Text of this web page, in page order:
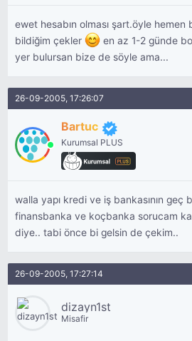
ewet hesabın olması şart.öyle
bildiğim çekler
en az 1-2 günde
yer bulursan bize de söyle ama...
26-09-2005, 17:26:07
Bartuc
Kurumsal PLUS
walla yapı kredi ve iş bankasının geç
finansbanka ve koçbanka sorucam
diye.. tabi önce bi gelsin de çekim..
26-09-2005, 17:27:14
dizayn1st
Misafir